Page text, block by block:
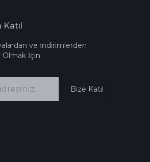
ve İndirimlerden
Olmak İçin
Bize Katıl